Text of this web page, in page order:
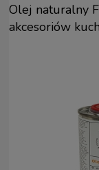
Olej naturalny
akcesoriów